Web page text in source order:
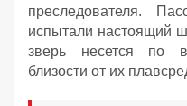
преследователя.
испытали настоящий
зверь несется по
близости от их